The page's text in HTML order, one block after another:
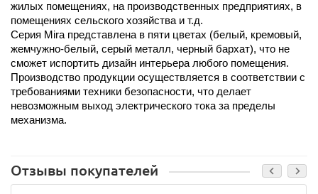
жилых помещениях, на производственных предприятиях, в
помещениях сельского хозяйства и т.д.
Серия Mira представлена в пяти цветах (белый, кремовый,
жемчужно-белый, серый металл, черный бархат), что не
сможет испортить дизайн интерьера любого помещения.
Производство продукции осуществляется в соответствии с
требованиями техники безопасности, что делает
невозможным выход электрического тока за пределы
механизма.
Отзывы покупателей